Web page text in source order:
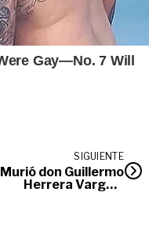
SIGUIENTE
Murió don Guillermo
Herrera Vargas,